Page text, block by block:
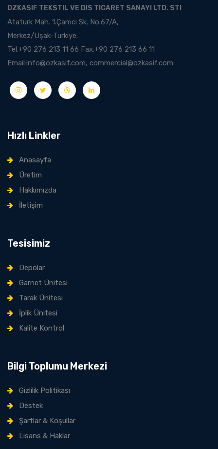
OZKASIF TEKSTIL VE DIS TICARET SANAYI LTD. STI
Ataturk Mah. 1.Çamcı Sk. No.67/A,
Merkez/Uşak-Turkiye.
Tel.+90 276 213 11 66 Fax.+90 276 213 66 11
Email:info@ozkasif.com, commercial@ozkasif.com
Hızlı Linkler
Anasayfa
Üretim
Hakkımızda
İletişim
Tesisimiz
Depolar
Garnet Ünitesi
Tarak Ünitesi
İplik Ünitesi
Kalite Kontrol
Bilgi Toplumu Merkezi
Gizlilik Politikası
Destek
Şartlar & Koşullar
Lisans & Haklar